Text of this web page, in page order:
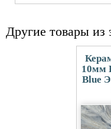
Другие товары из
10мм
Blue